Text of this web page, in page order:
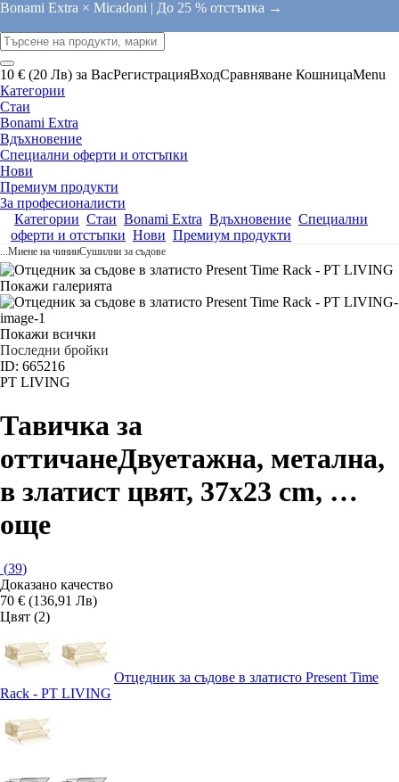
Bonami Extra × Micadoni | До 25 % отстъпка →
10 € (20 Лв) за ВасРегистрацияВходСравняване КошницаMenu
Категории
Стаи
Bonami Extra
Вдъхновение
Специални оферти и отстъпки
Нови
Премиум продукти
За професионалисти
Категории Стаи Bonami Extra Вдъхновение Специални
оферти и отстъпки Нови Премиум продукти
...Миене на чинииСушилни за съдове
Покажи галерията
Покажи всички
Последни бройки
ID: 665216
PT LIVING
Тавичка за
оттичанеДвуетажна, метална,
в златист цвят, 37x23 cm, …
още
(39)
Доказано качество
70 € (136,91 Лв)
Цвят (2)
Отцедник за съдове в златисто Present Time
Rack - PT LIVING